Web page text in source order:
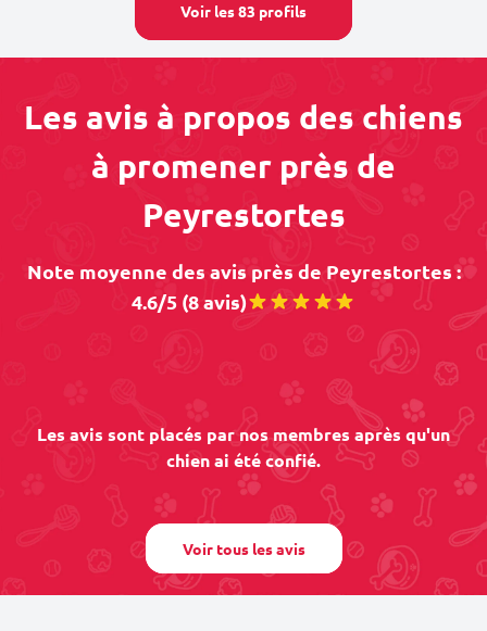
Voir les 83 profils
Les avis à propos des chiens
à promener près de
Peyrestortes
Note moyenne des avis près de Peyrestortes :
4.6/5 (8 avis)
Les avis sont placés par nos membres après qu'un
chien ai été confié.
Voir tous les avis